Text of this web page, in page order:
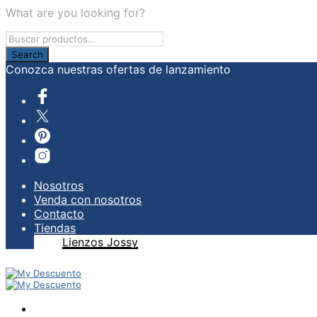
What are you looking for?
Conozca nuestras ofertas de lanzamiento
Nosotros
Venda con nosotros
Contacto
Tiendas
Lienzos Jossy